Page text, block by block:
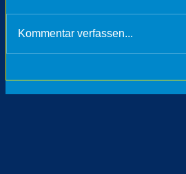
Kommentar verfassen...